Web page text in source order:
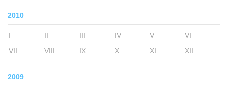
2010
I II III IV V
VI
VII
VIII IX X XI XII
2009